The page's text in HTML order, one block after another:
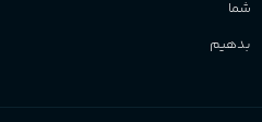
شما
بدهیم